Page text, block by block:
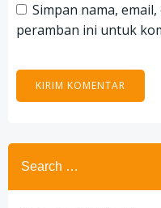
Simpan nama,
peramban ini untuk
Search
for: